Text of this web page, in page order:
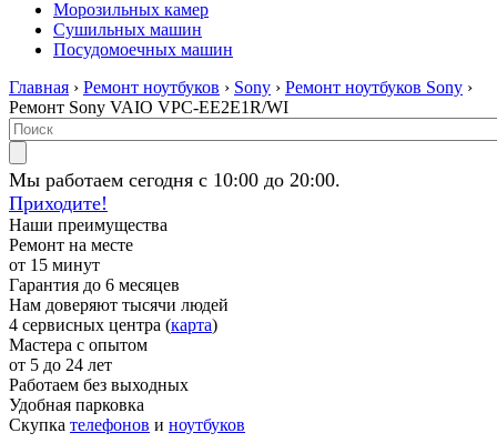
Морозильных камер
Сушильных машин
Посудомоечных машин
Главная › Ремонт ноутбуков › Sony › Ремонт ноутбуков Sony ›
Ремонт Sony VAIO VPC-EE2E1R/WI
Мы работаем сегодня с 10:00 до 20:00.
Приходите!
Наши преимущества
Ремонт на месте
от 15 минут
Гарантия до 6 месяцев
Нам доверяют тысячи людей
4 сервисных центра (карта)
Мастера с опытом
от 5 до 24 лет
Работаем без выходных
Удобная парковка
Скупка телефонов и ноутбуков